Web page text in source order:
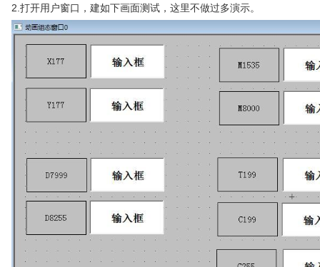
2.打开用户窗口，建如下画面测试，这里不做过多演示。